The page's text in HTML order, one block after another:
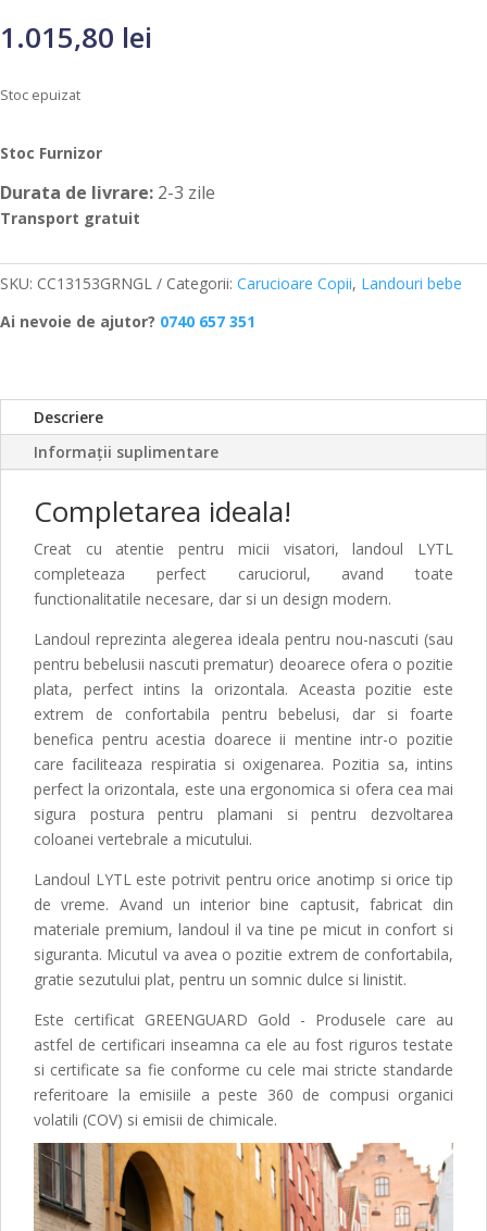
1.015,80 lei
Stoc epuizat
Stoc Furnizor
Durata de livrare: 2-3 zile
Transport gratuit
SKU: CC13153GRNGL Categorii: Carucioare Copii, Landouri bebe
Ai nevoie de ajutor? 0740 657 351
Descriere
Informații suplimentare
Completarea ideala!
Creat cu atentie pentru micii visatori, landoul LYTL
completeaza perfect caruciorul, avand toate
functionalitatile necesare, dar si un design modern.
Landoul reprezinta alegerea ideala pentru nou-nascuti (sau
pentru bebelusii nascuti prematur) deoarece ofera o pozitie
plata, perfect intins la orizontala. Aceasta pozitie este
extrem de confortabila pentru bebelusi, dar si foarte
benefica pentru acestia doarece ii mentine intr-o pozitie
care faciliteaza respiratia si oxigenarea. Pozitia sa, intins
perfect la orizontala, este una ergonomica si ofera cea mai
sigura postura pentru plamani si pentru dezvoltarea
coloanei vertebrale a micutului.
Landoul LYTL este potrivit pentru orice anotimp si orice tip
de vreme. Avand un interior bine captusit, fabricat din
materiale premium, landoul il va tine pe micut in confort si
siguranta. Micutul va avea o pozitie extrem de confortabila,
gratie sezutului plat, pentru un somnic dulce si linistit.
Este certificat GREENGUARD Gold - Produsele care au
astfel de certificari inseamna ca ele au fost riguros testate
si certificate sa fie conforme cu cele mai stricte standarde
referitoare la emisiile a peste 360 de compusi organici
volatili (COV) si emisii de chimicale.